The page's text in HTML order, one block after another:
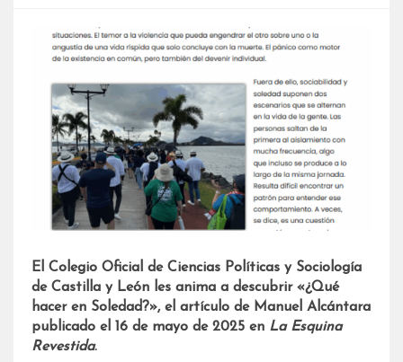
El Colegio Oficial de Ciencias Políticas y Sociología
de Castilla y León les anima a descubrir «¿Qué
hacer en Soledad?», el artículo de Manuel Alcántara
publicado el 16 de mayo de 2025 en La Esquina
Revestida.